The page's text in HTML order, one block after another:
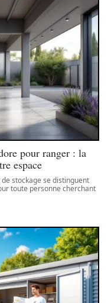
pour ranger : la
espace
stockage se distinguent
toute personne cherchant